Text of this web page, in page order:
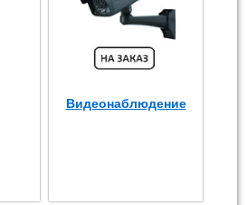
Видеонаблюдение